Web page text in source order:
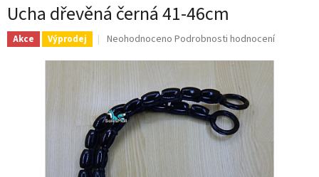
Ucha dřevěná černá 41-46cm
Akce Výprodej
Průměrné
produktu
z
5
hvězdiček.
Neohodnoceno Podrobnosti hodnocení